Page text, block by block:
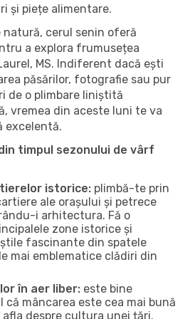
și piețe alimentare.
natură, cerul senin oferă
a explora frumusețea
MS. Indiferent dacă ești
păsărilor, fotografie sau pur
de o plimbare liniștită
vremea din aceste luni te va
excelentă.
timpul sezonului de vârf
istorice: plimbă-te prin
ale orașului și petrece
i arhitectura. Fă o
zone istorice și
fascinante din spatele
mai emblematice clădiri din
în aer liber: este bine
mâncarea este cea mai bună
despre cultura unei țări.